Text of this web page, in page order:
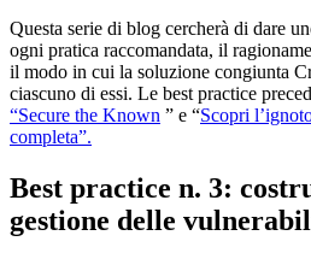
Questa serie di blog cercherà di dare
ogni pratica raccomandata, il
il modo in cui la soluzione congiunta
ciascuno di essi. Le best practice
“Secure the Known ” e “Scopri
completa”.
Best practice n. 3:
gestione delle